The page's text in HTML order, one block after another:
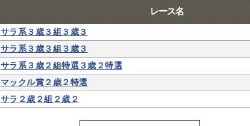
レース名
サラ系３歳３組３歳３
サラ系３歳３組３歳３
サラ系３歳２組特選３歳２特選
マックル賞２歳２特選
サラ２歳２組２歳２